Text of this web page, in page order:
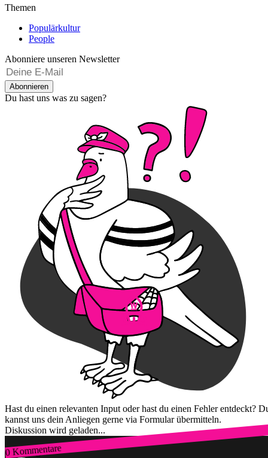
Themen
Populärkultur
People
Abonniere unseren Newsletter
Abonnieren
Du hast uns was zu sagen?
Hast du einen relevanten Input oder hast du einen Fehler entdeckt?
kannst uns dein Anliegen gerne via Formular übermitteln.
Diskussion wird geladen...
0 Kommentare
Zum Login